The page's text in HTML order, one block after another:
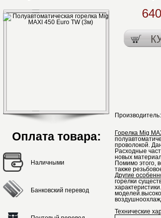
Оплата товара:
Наличными
Банковский перевод
Производитель:
Горелка Mig
проволокой.
Расходные
новых
Помимо этого,
также
Другие
горелки
Технические